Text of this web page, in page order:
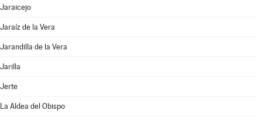
Jaraicejo
Jaraíz de la Vera
Jarandilla de la Vera
Jarilla
Jerte
La Aldea del Obispo